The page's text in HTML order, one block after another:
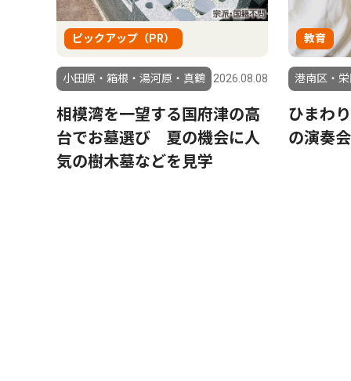
ピックアップ（PR）
小田原・箱根・湯河原・真鶴 2026.08.08
相模湾を一望する国府津の高
台でお墓選び 夏の機会に人
気の樹木墓などを見学
教育
港南区・
ひまわ
の演奏会